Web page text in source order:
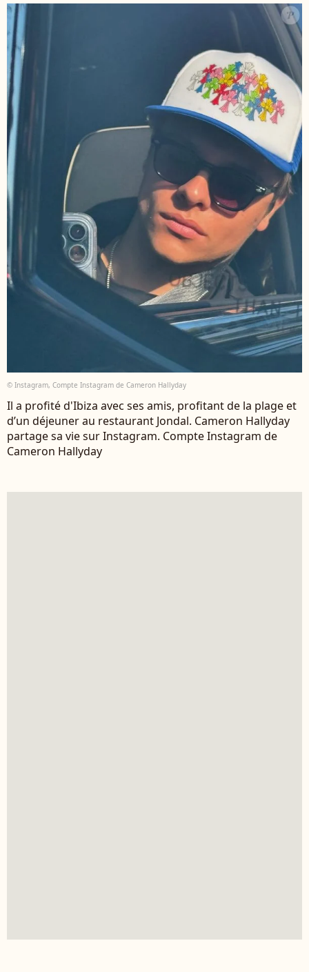
© Instagram, Compte Instagram de Cameron Hallyday
Il a profité d'Ibiza avec ses amis, profitant de la plage et
d’un déjeuner au restaurant Jondal. Cameron Hallyday
partage sa vie sur Instagram. Compte Instagram de
Cameron Hallyday